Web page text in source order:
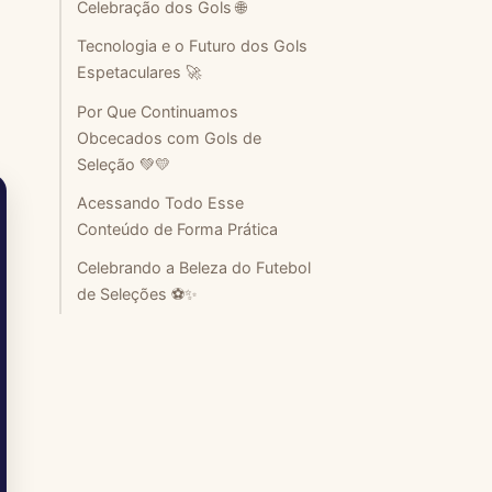
Celebração dos Gols 🌐
Tecnologia e o Futuro dos Gols
Espetaculares 🚀
Por Que Continuamos
Obcecados com Gols de
Seleção 💚💛
Acessando Todo Esse
Conteúdo de Forma Prática
Celebrando a Beleza do Futebol
de Seleções ⚽✨